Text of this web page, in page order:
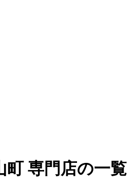
町 専門店の一覧